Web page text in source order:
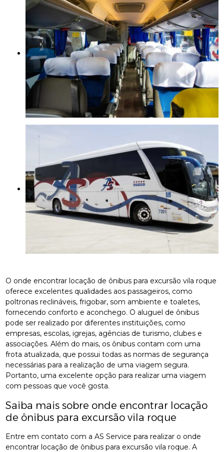
O onde encontrar locação de ônibus para excursão vila roque
oferece excelentes qualidades aos passageiros, como
poltronas reclináveis, frigobar, som ambiente e toaletes,
fornecendo conforto e aconchego. O aluguel de ônibus
pode ser realizado por diferentes instituições, como
empresas, escolas, igrejas, agências de turismo, clubes e
associações. Além do mais, os ônibus contam com uma
frota atualizada, que possui todas as normas de segurança
necessárias para a realização de uma viagem segura.
Portanto, uma excelente opção para realizar uma viagem
com pessoas que você gosta.
Saiba mais sobre onde encontrar locação
de ônibus para excursão vila roque
Entre em contato com a AS Service para realizar o onde
encontrar locação de ônibus para excursão vila roque. A